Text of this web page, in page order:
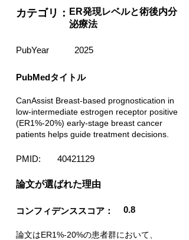
カテゴリ： ER発現レベルと術後内分
泌療法
PubYear 2025
PubMedタイトル
CanAssist Breast-based prognostication in
low-intermediate estrogen receptor positive
(ER1%-20%) early-stage breast cancer
patients helps guide treatment decisions.
PMID: 40421129
​論文が選ばれた理由
コンフィデンススコア： 0.8
論文はER1%-20%の患者群において、